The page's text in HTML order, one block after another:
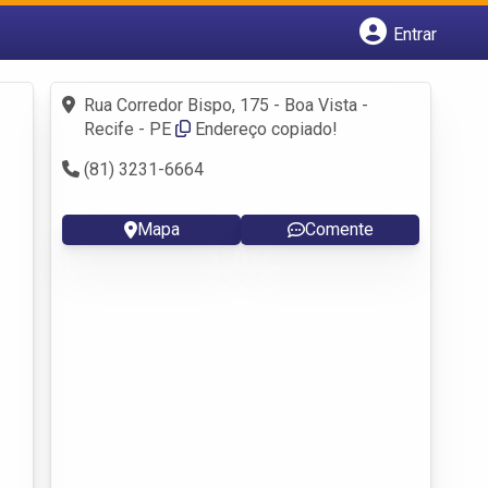
Entrar
Fazer login
Criar conta
Rua Corredor Bispo, 175 - Boa Vista -
Recife - PE
Endereço copiado!
(81) 3231-6664
Mapa Comente